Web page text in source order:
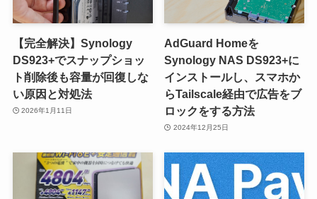
【完全解決】Synology
DS923+でスナップショッ
ト削除後も容量が回復しな
い原因と対処法
2026年1月11日
AdGuard Homeを
Synology NAS DS923+に
インストールし、スマホか
らTailscale経由で広告をブ
ロックをする方法
2024年12月25日